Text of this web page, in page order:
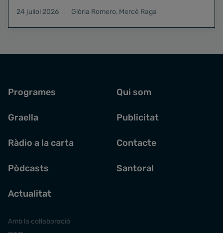
24 juliol 2026
Glòria Romero, Mercè Raga
Programes
Graella
Ràdio a la carta
Pòdcasts
Actualitat
Qui som
Publicitat
Contacte
Santoral
Amb la col·laboració